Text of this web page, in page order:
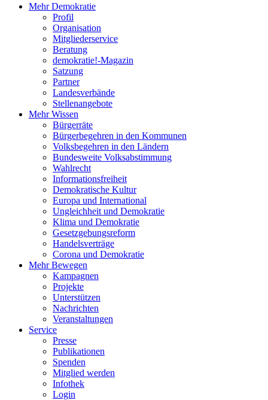
Mehr Demokratie
Profil
Organisation
Mitgliederservice
Beratung
demokratie!-Magazin
Satzung
Partner
Landesverbände
Stellenangebote
Mehr Wissen
Bürgerräte
Bürgerbegehren in den Kommunen
Volksbegehren in den Ländern
Bundesweite Volksabstimmung
Wahlrecht
Informationsfreiheit
Demokratische Kultur
Europa und International
Ungleichheit und Demokratie
Klima und Demokratie
Gesetzgebungsreform
Handelsverträge
Corona und Demokratie
Mehr Bewegen
Kampagnen
Projekte
Unterstützen
Nachrichten
Veranstaltungen
Service
Presse
Publikationen
Spenden
Mitglied werden
Infothek
Login